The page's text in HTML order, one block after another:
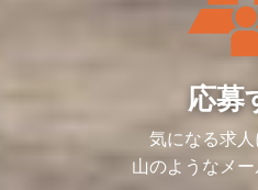
応募
気になる求
山のようなメ